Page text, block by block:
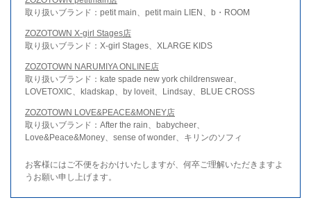
取り扱いブランド：petit main、petit main LIEN、b・ROOM
ZOZOTOWN X-girl Stages店
取り扱いブランド：X-girl Stages、XLARGE KIDS
ZOZOTOWN NARUMIYA ONLINE店
取り扱いブランド：kate spade new york childrenswear、
LOVETOXIC、kladskap、by loveit、Lindsay、BLUE CROSS
ZOZOTOWN LOVE&PEACE&MONEY店
取り扱いブランド：After the rain、babycheer、
Love&Peace&Money、sense of wonder、キリンのソフィ
お客様にはご不便をおかけいたしますが、何卒ご理解いただきますよ
うお願い申し上げます。